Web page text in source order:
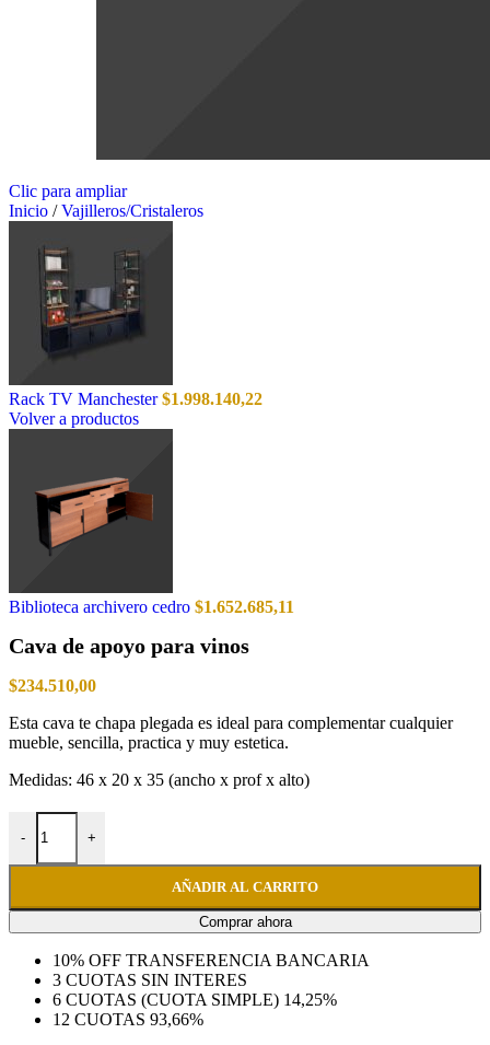
Clic para ampliar
Inicio / Vajilleros/Cristaleros
Rack TV Manchester$1.998.140,22
Volver a productos
Biblioteca archivero cedro $1.652.685,11
Cava de apoyo para vinos
$234.510,00
Esta cava te chapa plegada es ideal para complementar cualquier
mueble, sencilla, practica y muy estetica.
Medidas: 46 x 20 x 35 (ancho x prof x alto)
-
Cava de apoyo para vinos cantidad
+
AÑADIR AL CARRITO
Comprar ahora
10% OFF TRANSFERENCIA BANCARIA
3 CUOTAS SIN INTERES
6 CUOTAS (CUOTA SIMPLE) 14,25%
12 CUOTAS 93,66%